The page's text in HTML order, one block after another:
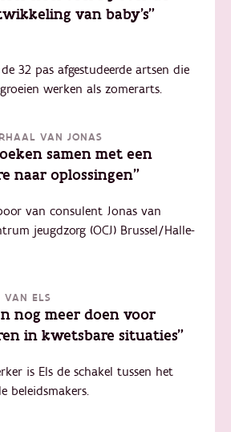
van baby’s"
32 pas afgestudeerde artsen die
werken als zomerarts.
VAN JONAS
samen met een
naar oplossingen"
van consulent Jonas van
jeugdzorg (OCJ) Brussel/Halle-
VAN ELS
nog meer doen voor
in kwetsbare situaties"
is Els de schakel tussen het
beleidsmakers.